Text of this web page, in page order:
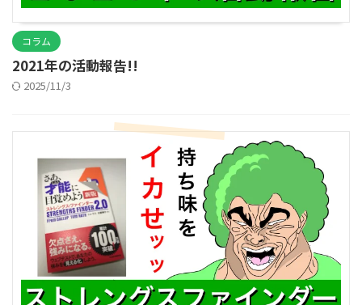
コラム
2021年の活動報告!!
2025/11/3